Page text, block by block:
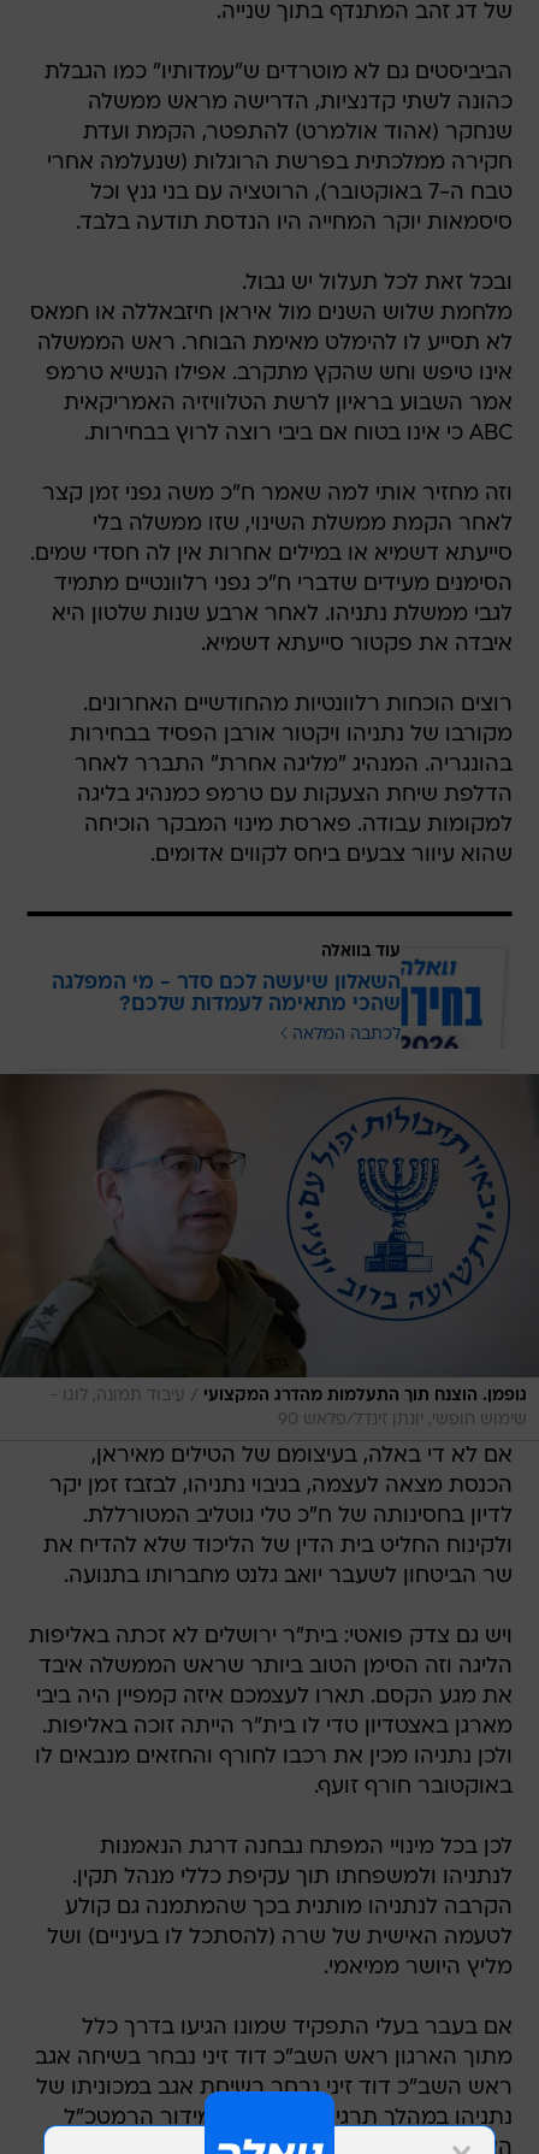
של דג זהב המתנדף בתוך שנייה.
הביביסטים גם לא מוטרדים ש"עמדותיו" כמו הגבלת
כהונה לשתי קדנציות, הדרישה מראש ממשלה
שנחקר (אהוד אולמרט) להתפטר, הקמת ועדת
חקירה ממלכתית בפרשת הרוגלות (שנעלמה אחרי
טבח ה-7 באוקטובר), הרוטציה עם בני גנץ וכל
סיסמאות יוקר המחייה היו הנדסת תודעה בלבד.
ובכל זאת לכל תעלול יש גבול.
מלחמת שלוש השנים מול איראן חיזבאללה או חמאס
לא תסייע לו להימלט מאימת הבוחר. ראש הממשלה
אינו טיפש וחש שהקץ מתקרב. אפילו הנשיא טרמפ
אמר השבוע בראיון לרשת הטלוויזיה האמריקאית
ABC כי אינו בטוח אם ביבי רוצה לרוץ בבחירות.
וזה מחזיר אותי למה שאמר ח"כ משה גפני זמן קצר
לאחר הקמת ממשלת השינוי, שזו ממשלה בלי
סייעתא דשמיא או במילים אחרות אין לה חסדי שמים.
הסימנים מעידים שדברי ח"כ גפני רלוונטיים מתמיד
לגבי ממשלת נתניהו. לאחר ארבע שנות שלטון היא
איבדה את פקטור סייעתא דשמיא.
רוצים הוכחות רלוונטיות מהחודשיים האחרונים.
מקורבו של נתניהו ויקטור אורבן הפסיד בבחירות
בהונגריה. המנהיג "מליגה אחרת" התברר לאחר
הדלפת שיחת הצעקות עם טרמפ כמנהיג בליגה
למקומות עבודה. פארסת מינוי המבקר הוכיחה
שהוא עיוור צבעים ביחס לקווים אדומים.
עוד בוואלה
השאלון שיעשה לכם סדר - מי המפלגה
שהכי מתאימה לעמדות שלכם?
לכתבה המלאה
גופמן. הוצנח תוך התעלמות מהדרג המקצועי / עיבוד תמונה, לוגו -
שימוש חופשי, יונתן זינדל/פלאש 90
אם לא די באלה, בעיצומם של הטילים מאיראן,
הכנסת מצאה לעצמה, בגיבוי נתניהו, לבזבז זמן יקר
לדיון בחסינותה של ח"כ טלי גוטליב המטורללת.
ולקינוח החליט בית הדין של הליכוד שלא להדיח את
שר הביטחון לשעבר יואב גלנט מחברותו בתנועה.
ויש גם צדק פואטי: בית"ר ירושלים לא זכתה באליפות
הליגה וזה הסימן הטוב ביותר שראש הממשלה איבד
את מגע הקסם. תארו לעצמכם איזה קמפיין היה ביבי
מארגן באצטדיון טדי לו בית"ר הייתה זוכה באליפות.
ולכן נתניהו מכין את רכבו לחורף והחזאים מנבאים לו
באוקטובר חורף זועף.
לכן בכל מינויי המפתח נבחנה דרגת הנאמנות
לנתניהו ולמשפחתו תוך עקיפת כללי מנהל תקין.
הקרבה לנתניהו מותנית בכך שהמתמנה גם קולע
לטעמה האישית של שרה (להסתכל לו בעיניים) ושל
מליץ היושר ממיאמי.
אם בעבר בעלי התפקיד שמונו הגיעו בדרך כלל
מתוך הארגון ראש השב"כ דוד זיני נבחר בשיחה אגב
ראש השב"כ דוד זיני נבחר בשיחת אגב במכוניתו של
נתניהו במהלך תרגיל בדרום תוך מידור הרמטכ"ל
האחראי הישיר של זיני. השב"כ אחראי בין השאר